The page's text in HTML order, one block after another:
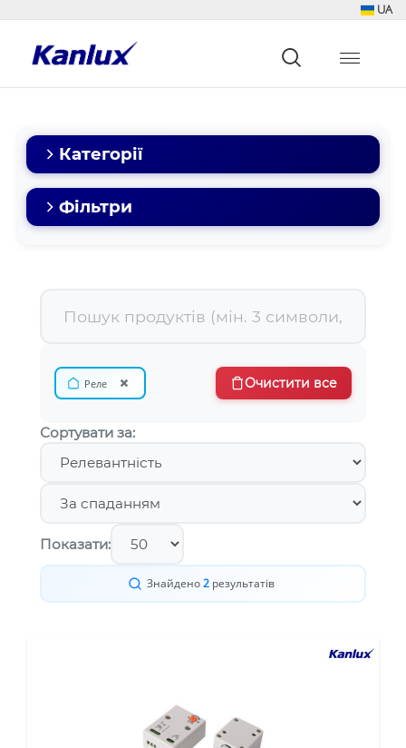
UA
główna
Категорії
Фільтри
Реле × Очистити все
Сортувати за:
Показати:
Знайдено2результатів